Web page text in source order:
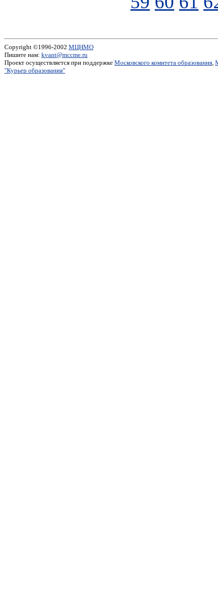
Copyright ©1996-2002 МЦНМО
Пишите нам: kvant@mccme.ru
Проект осуществляется при поддержке Московского комитета образования,
"Курьер образования"